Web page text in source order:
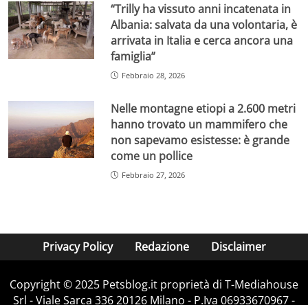
“Trilly ha vissuto anni incatenata in
Albania: salvata da una volontaria, è
arrivata in Italia e cerca ancora una
famiglia”
Febbraio 28, 2026
Nelle montagne etiopi a 2.600 metri
hanno trovato un mammifero che
non sapevamo esistesse: è grande
come un pollice
Febbraio 27, 2026
Privacy Policy Redazione Disclaimer
Copyright © 2025 Petsblog.it proprietà di T-Mediahouse
Srl - Viale Sarca 336 20126 Milano - P.Iva 06933670967 -